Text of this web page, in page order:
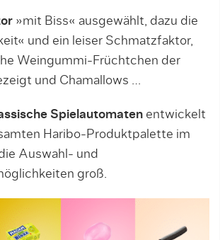
»mit Biss« ausgewählt, dazu die
und ein leiser Schmatzfaktor,
Weingummi-Früchtchen der
und Chamallows …
Spielautomaten entwickelt
Haribo-Produktpalette im
Auswahl- und
groß.